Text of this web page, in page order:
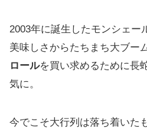
2003年に誕生したモンシェー
美味しさからたちまち大ブー
ロールを買い求めるために長
気に。
今でこそ大行列は落ち着いた